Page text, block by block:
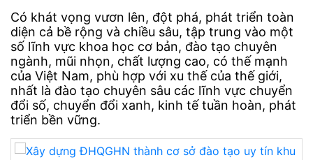
Có khát vọng vươn lên, đột phá, phát triển toàn
diện cả bề rộng và chiều sâu, tập trung vào một
số lĩnh vực khoa học cơ bản, đào tạo chuyên
ngành, mũi nhọn, chất lượng cao, có thế mạnh
của Việt Nam, phù hợp với xu thế của thế giới,
nhất là đào tạo chuyên sâu các lĩnh vực chuyển
đổi số, chuyển đổi xanh, kinh tế tuần hoàn, phát
triển bền vững.